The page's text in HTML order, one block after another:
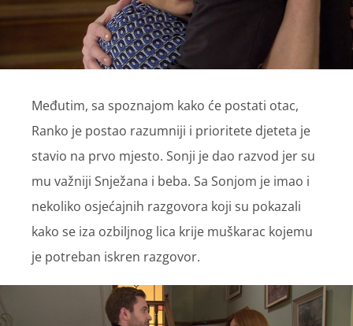
Međutim, sa spoznajom kako će postati otac,
Ranko je postao razumniji i prioritete djeteta je
stavio na prvo mjesto. Sonji je dao razvod jer su
mu važniji Snježana i beba. Sa Sonjom je imao i
nekoliko osjećajnih razgovora koji su pokazali
kako se iza ozbiljnog lica krije muškarac kojemu
je potreban iskren razgovor.